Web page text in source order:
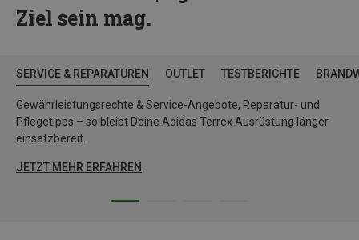
Ziel sein mag.
SERVICE & REPARATUREN OUTLET TESTBERICHTE
Gewährleistungsrechte & Service-Angebote, Reparatur- und
Pflegetipps – so bleibt Deine Adidas Terrex Ausrüstung länger
einsatzbereit.
JETZT MEHR ERFAHREN